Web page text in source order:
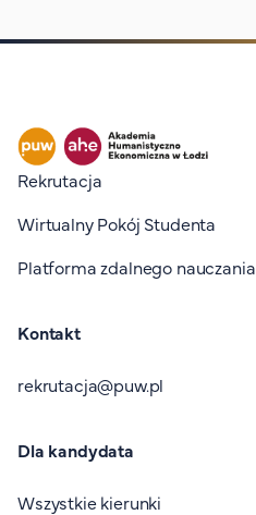
Stopka I
Rekrutacja
Wirtualny Pokój Studenta
Platforma zdalnego nauczania
Kontakt
rekrutacja@puw.pl
Dla kandydata
Wszystkie kierunki